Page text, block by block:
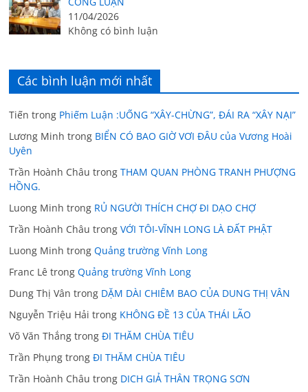
11/04/2026
Không có bình luận
Các bình luận mới nhất
Tiến trong Phiếm Luận :UỐNG “XÂY-CHỪNG”, ĐÁI RA “XÂY NẠI”
Lương Minh trong BIỂN CÓ BAO GIỜ VƠI ĐÂU của Vương Hoài
Uyên
Trần Hoành Châu trongTHAM QUAN PHÒNG TRANH PHƯỢNG
HỒNG.
Luong Minh trong RỦ NGƯỜI THÍCH CHỢ ĐI DẠO CHỢ
Trần Hoành Châu trongVỚI TÔI-VĨNH LONG LÀ ĐẤT PHẬT
Luong Minh trongQuảng trường Vĩnh Long
Franc Lê trongQuảng trường Vĩnh Long
Dung Thị Vân trong DẶM DÀI CHIÊM BAO CỦA DUNG THỊ VÂN
Nguyễn Triệu Hải trong KHÔNG ĐỀ 13 CỦA THÁI LÃO
Võ Văn Thắng trongĐI THĂM CHÙA TIÊU
Trần Phụng trongĐI THĂM CHÙA TIÊU
Trần Hoành Châu trong DICH GIẢ THÂN TRỌNG SƠN